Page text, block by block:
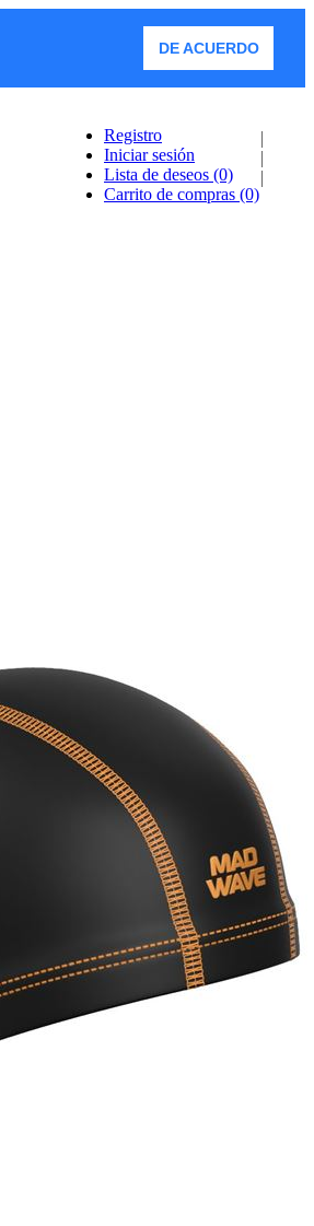
DE ACUERDO
Registro
Iniciar sesión
Lista de deseos (0)
Carrito de compras (0)